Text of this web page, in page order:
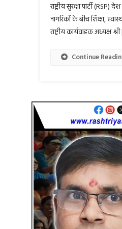
राष्ट्रीय सुरक्षा पार्टी
नागरिकों के बीच शिक्षा,
राष्ट्रीय कार्यवाहक अध्यक्ष
Continue